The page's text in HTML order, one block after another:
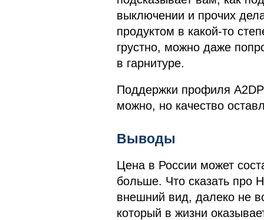
выключении и прочих
продуктом в какой-то
грустно, можно даже
в гарнитуре.
Поддержки профиля
можно, но качество
Выводы
Цена в России может
больше. Что сказать про
внешний вид, далеко не
который в жизни